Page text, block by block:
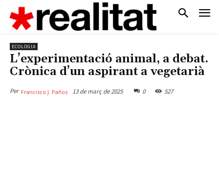
ECOLOGIA
L’experimentació animal, a debat.
Crònica d’un aspirant a vegetarià
Per Francisco J. Paños 13 de març de 2025 0 527